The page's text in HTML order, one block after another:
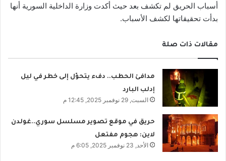
أسباب الحريق لم تكشف بعد حيث أكدت وزارة الداخلية السورية أنها
بدأت تحقيقاتها لكشف الأسباب.
مقالات ذات صلة
مدافئ الحطب.. دفء يتحوّل إلى خطر في ليل
إدلب البارد
السبت, 29 نوفمبر 2025, 12:45 م
حريق في موقع تصوير مسلسل سوري..غولدن
لاين: هجوم مفتعل
الأحد, 23 نوفمبر 2025, 6:05 م